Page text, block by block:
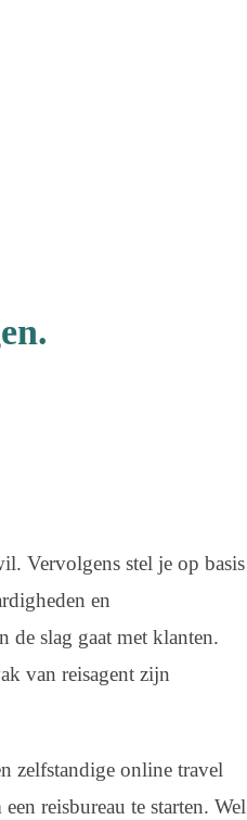
Vervolgens stel je op basis
en
de slag gaat met klanten.
van reisagent zijn
zelfstandige online travel
reisbureau te starten. Wel